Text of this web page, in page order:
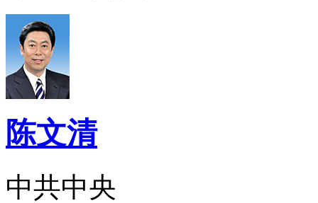
陈文清
中共中央